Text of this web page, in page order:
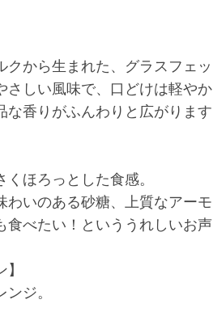
から生まれた、グラスフェッ
しい風味で、口どけは軽やか
香りがふんわりと広がります
ほろっとした食感。
いのある砂糖、上質なアー
べたい！といううれしいお声
ジ。